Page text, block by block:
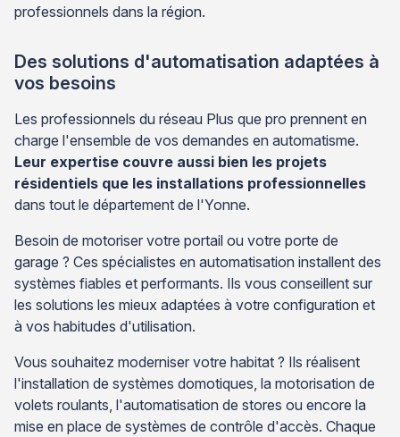
professionnels dans la région.
Des solutions d'automatisation adaptées à
vos besoins
Les professionnels du réseau Plus que pro prennent en
charge l'ensemble de vos demandes en automatisme.
Leur expertise couvre aussi bien les projets
résidentiels que les installations professionnelles
dans tout le département de l'Yonne.
Besoin de motoriser votre portail ou votre porte de
garage ? Ces spécialistes en automatisation installent des
systèmes fiables et performants. Ils vous conseillent sur
les solutions les mieux adaptées à votre configuration et
à vos habitudes d'utilisation.
Vous souhaitez moderniser votre habitat ? Ils réalisent
l'installation de systèmes domotiques, la motorisation de
volets roulants, l'automatisation de stores ou encore la
mise en place de systèmes de contrôle d'accès. Chaque